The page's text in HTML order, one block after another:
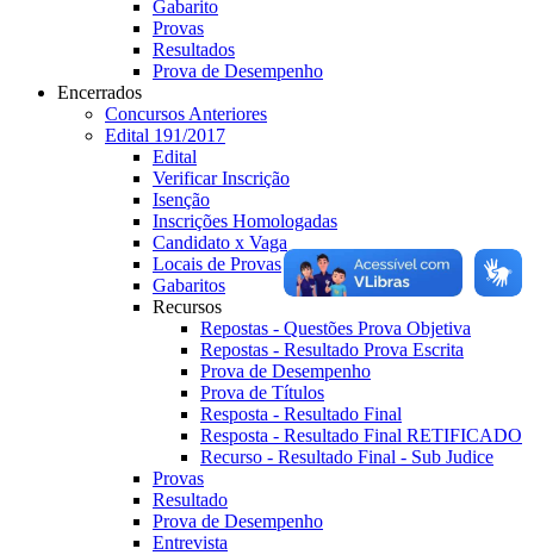
Gabarito
Provas
Resultados
Prova de Desempenho
Encerrados
Concursos Anteriores
Edital 191/2017
Edital
Verificar Inscrição
Isenção
Inscrições Homologadas
Candidato x Vaga
Locais de Provas
Gabaritos
Recursos
Repostas - Questões Prova Objetiva
Repostas - Resultado Prova Escrita
Prova de Desempenho
Prova de Títulos
Resposta - Resultado Final
Resposta - Resultado Final RETIFICADO
Recurso - Resultado Final - Sub Judice
Provas
Resultado
Prova de Desempenho
Entrevista